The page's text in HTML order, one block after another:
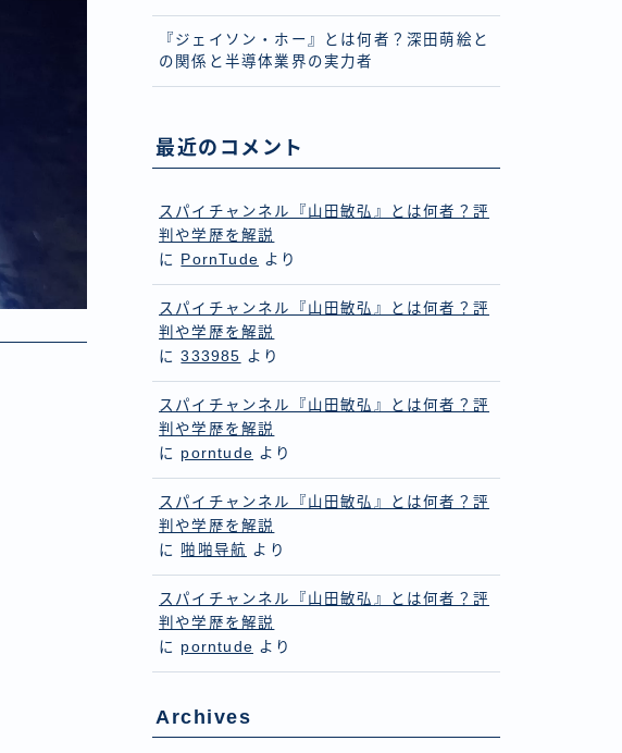
『ジェイソン・ホー』とは何者？深田萌絵と
の関係と半導体業界の実力者
最近のコメント
スパイチャンネル『山田敏弘』とは何者？評
判や学歴を解説
に
PornTude より
スパイチャンネル『山田敏弘』とは何者？評
判や学歴を解説
に333985 より
スパイチャンネル『山田敏弘』とは何者？評
判や学歴を解説
に porntude より
スパイチャンネル『山田敏弘』とは何者？評
判や学歴を解説
に 啪啪导航 より
スパイチャンネル『山田敏弘』とは何者？評
判や学歴を解説
に porntude より
Archives